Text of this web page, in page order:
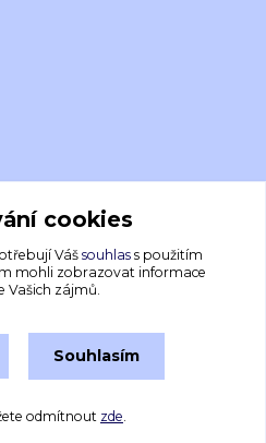
Eshop-rychle.cz
cookies
Váš souhlass použitím
mohli zobrazovat informace
Vašich zájmů.
Souhlasím
odmítnout zde